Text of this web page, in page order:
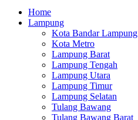
Home
Lampung
Kota Bandar Lampung
Kota Metro
Lampung Barat
Lampung Tengah
Lampung Utara
Lampung Timur
Lampung Selatan
Tulang Bawang
Tulang Bawang Barat